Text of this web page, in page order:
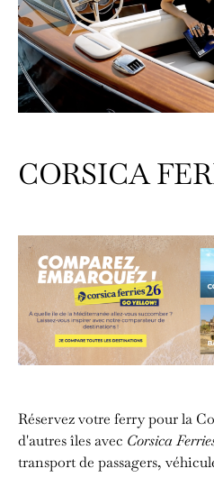
CORSICA
Réservez votre ferry pour la
d'autres îles avec Corsica
transport de passagers,